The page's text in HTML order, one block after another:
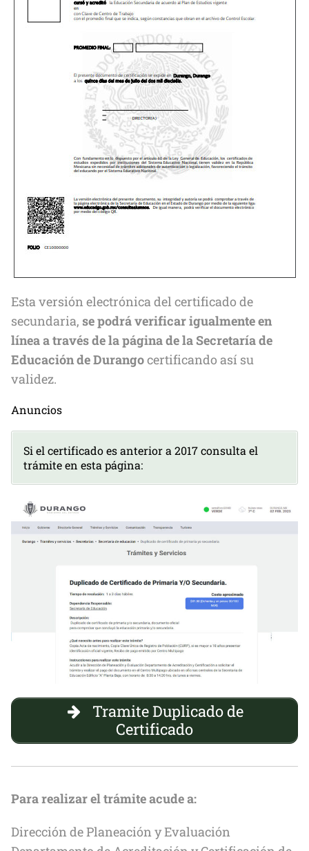
Esta versión electrónica del certificado de
secundaria, se podrá verificar igualmente en
línea a través de la página de la Secretaría de
Educación de Durangocertificando así su
validez.
Anuncios
Si el certificado es anterior a 2017 consulta el
trámite en esta página:
Tramite Duplicado de
Certificado
Para realizar el trámite acude a:
Dirección de Planeación y Evaluación